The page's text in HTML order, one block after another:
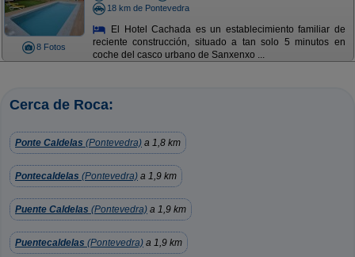
8 Fotos
18 km de Pontevedra
El Hotel Cachada es un establecimiento familiar de
reciente construcción, situado a tan solo 5 minutos en
coche del casco urbano de Sanxenxo ...
Cerca de Roca:
Ponte Caldelas (Pontevedra) a 1,8 km
Pontecaldelas (Pontevedra) a 1,9 km
Puente Caldelas (Pontevedra) a 1,9 km
Puentecaldelas (Pontevedra) a 1,9 km